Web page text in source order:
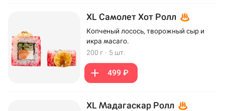
XL Самолет Хот Ролл
Копченый лосось, творожный сыр и
икра масаго.
200 г · 5 шт.
499 ₽
XL Мадагаскар Ролл